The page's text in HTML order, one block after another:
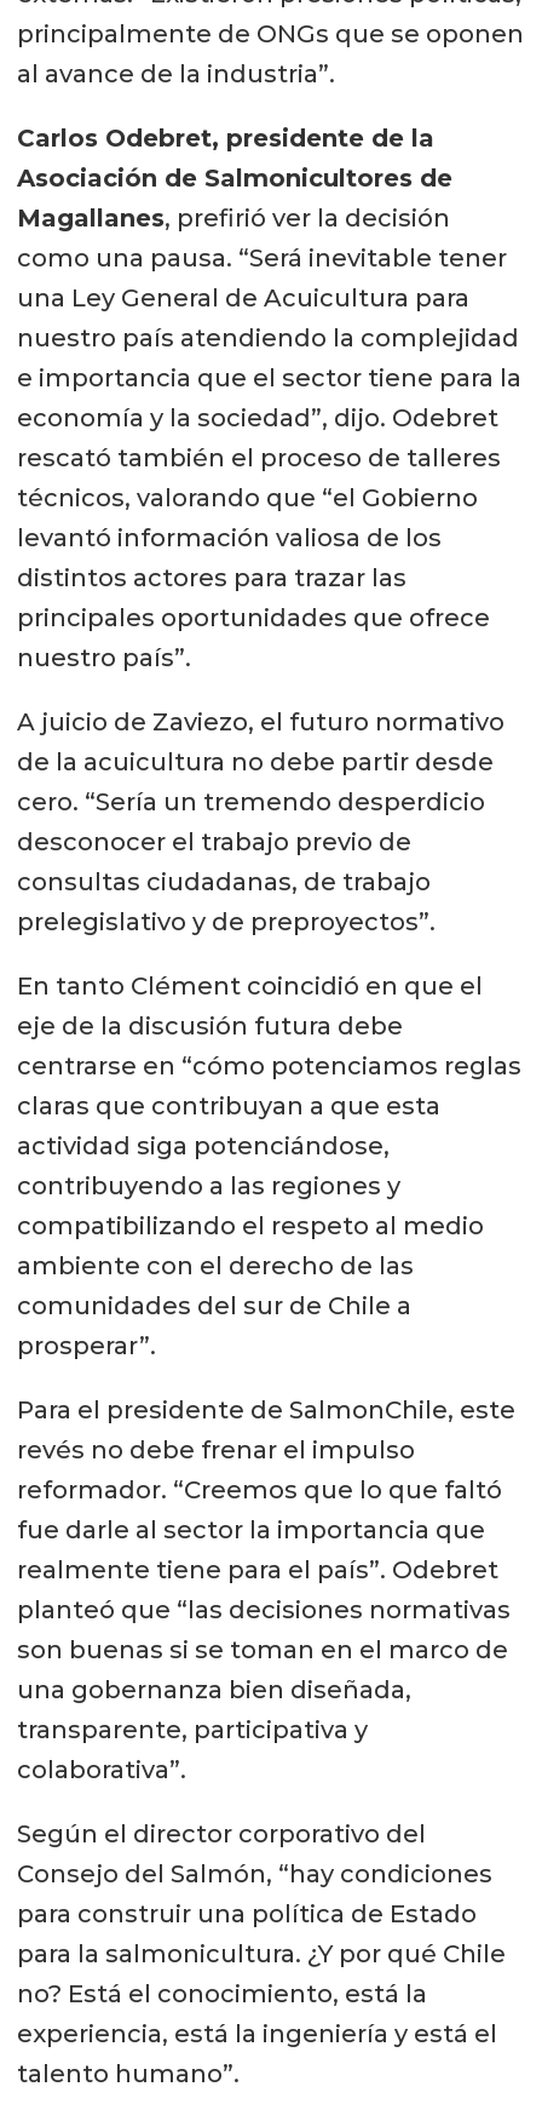
principalmente de ONGs que se oponen
al avance de la industria”.
Carlos Odebret, presidente de la
Asociación de Salmonicultores de
Magallanes, prefirió ver la decisión
como una pausa. “Será inevitable tener
una Ley General de Acuicultura para
nuestro país atendiendo la complejidad
e importancia que el sector tiene para la
economía y la sociedad”, dijo. Odebret
rescató también el proceso de talleres
técnicos, valorando que “el Gobierno
levantó información valiosa de los
distintos actores para trazar las
principales oportunidades que ofrece
nuestro país”.
A juicio de Zaviezo, el futuro normativo
de la acuicultura no debe partir desde
cero. “Sería un tremendo desperdicio
desconocer el trabajo previo de
consultas ciudadanas, de trabajo
prelegislativo y de preproyectos”.
En tanto Clément coincidió en que el
eje de la discusión futura debe
centrarse en “cómo potenciamos reglas
claras que contribuyan a que esta
actividad siga potenciándose,
contribuyendo a las regiones y
compatibilizando el respeto al medio
ambiente con el derecho de las
comunidades del sur de Chile a
prosperar”.
Para el presidente de SalmonChile, este
revés no debe frenar el impulso
reformador. “Creemos que lo que faltó
fue darle al sector la importancia que
realmente tiene para el país”. Odebret
planteó que “las decisiones normativas
son buenas si se toman en el marco de
una gobernanza bien diseñada,
transparente, participativa y
colaborativa”.
Según el director corporativo del
Consejo del Salmón, “hay condiciones
para construir una política de Estado
para la salmonicultura. ¿Y por qué Chile
no? Está el conocimiento, está la
experiencia, está la ingeniería y está el
talento humano”.